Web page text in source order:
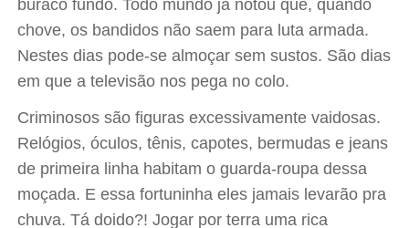
buraco fundo. Todo mundo já notou que, quando
chove, os bandidos não saem para luta armada.
Nestes dias pode-se almoçar sem sustos. São dias
em que a televisão nos pega no colo.
Criminosos são figuras excessivamente vaidosas.
Relógios, óculos, tênis, capotes, bermudas e jeans
de primeira linha habitam o guarda-roupa dessa
moçada. E essa fortuninha eles jamais levarão pra
chuva. Tá doido?! Jogar por terra uma rica